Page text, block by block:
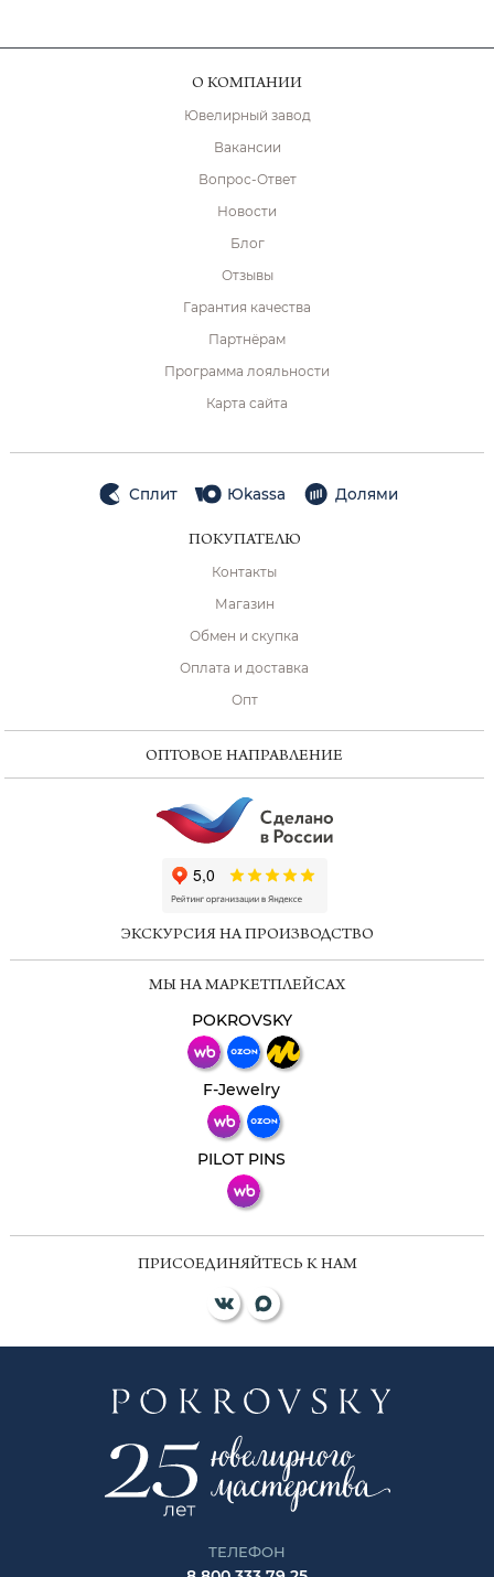
О КОМПАНИИ
Ювелирный завод
Вакансии
Вопрос-Ответ
Новости
Блог
Отзывы
Гарантия качества
Партнёрам
Программа лояльности
Карта сайта
Сплит Юkassa Долями
ПОКУПАТЕЛЮ
Контакты
Магазин
Обмен и скупка
Оплата и доставка
Опт
ОПТОВОЕ НАПРАВЛЕНИЕ
ЭКСКУРСИЯ НА ПРОИЗВОДСТВО
МЫ НА МАРКЕТПЛЕЙСАХ
POKROVSKY
F-Jewelry
PILOT PINS
ПРИСОЕДИНЯЙТЕСЬ К НАМ
ТЕЛЕФОН